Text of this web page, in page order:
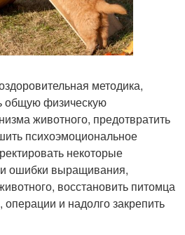
методика,
общую физическую
животного, предотвратить
психоэмоциональное
некоторые
и ошибки выращивания,
восстановить питомца
и надолго закрепить